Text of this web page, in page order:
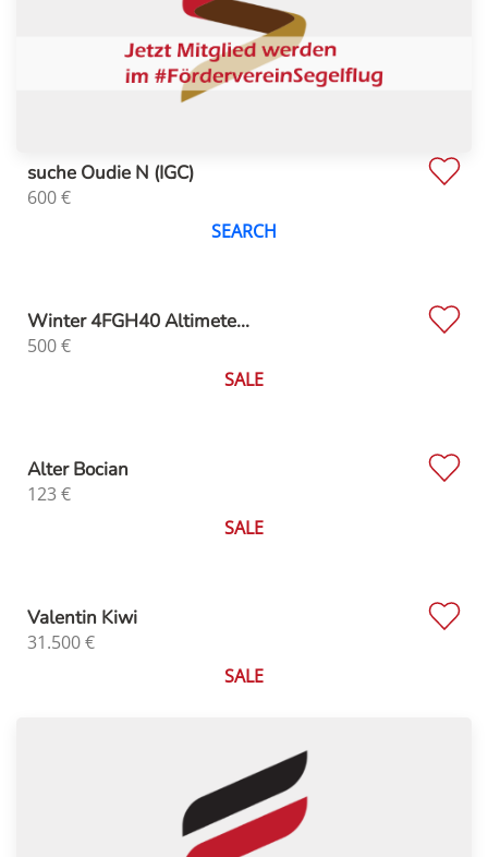
suche Oudie N (IGC)
600€
SEARCH
Winter 4FGH40 Altimete...
500€
SALE
Alter Bocian
123 €
SALE
Valentin Kiwi
31.500€
SALE